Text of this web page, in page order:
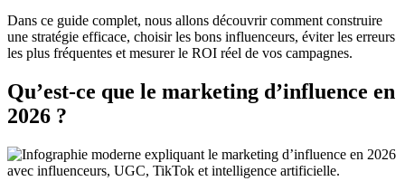
Dans ce guide complet, nous allons découvrir comment construire
une stratégie efficace, choisir les bons influenceurs, éviter les erreurs
les plus fréquentes et mesurer le ROI réel de vos campagnes.
Qu’est-ce que le marketing d’influence en
2026 ?